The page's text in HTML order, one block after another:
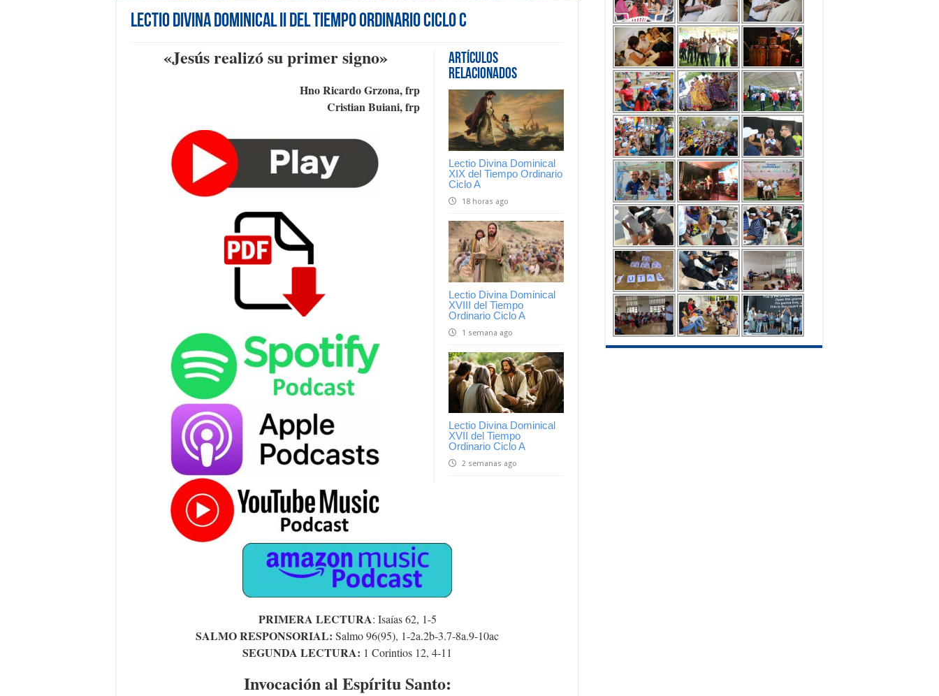
Lectio Divina Dominical II del Tiempo Ordinario Ciclo C
Artículos
Relacionados
Lectio Divina Dominical
XIX del Tiempo Ordinario
Ciclo A
18 horas ago
Lectio Divina Dominical
XVIII del Tiempo
Ordinario Ciclo A
1 semana ago
Lectio Divina Dominical
XVII del Tiempo
Ordinario Ciclo A
2 semanas ago
«Jesús realizó su primer signo»
Hno Ricardo Grzona, frp
Cristian Buiani, frp
PRIMERA LECTURA: Isaías 62, 1-5
SALMO RESPONSORIAL: Salmo96(95), 1-2a.2b-3.7-8a.9-10ac
SEGUNDA LECTURA: 1 Corintios 12, 4-11
Invocación al Espíritu Santo: